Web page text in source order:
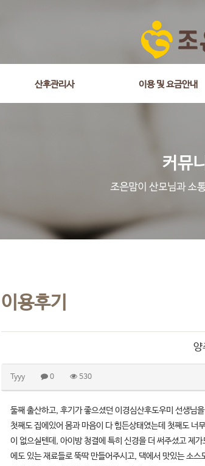
산후관리사 이용 및 요금안내
where wr_is_comment = 0 and wr_datetime
이용후기
양
Tyyy 0 530
둘째 출산하고, 후기가 좋으셨던 이경심산후도우미 선생님
첫째도 집에있어 몸과 마음이 다 힘든상태였는데 첫째도 너
이 없으실텐데, 아이방 청결에 특히 신경을 더 써주셨고 제
에도 있는 재료들로 뚝딱 만들어주시고, 댁에서 맛있는 소